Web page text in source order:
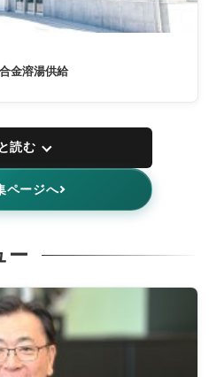
金溶湯供給
読む
ページへ
ー